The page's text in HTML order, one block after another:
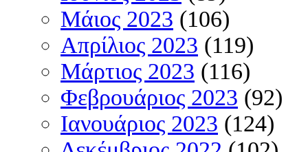
Μάιος 2023 (106)
Απρίλιος 2023 (119)
Μάρτιος 2023 (116)
Φεβρουάριος 2023 (92)
Ιανουάριος 2023 (124)